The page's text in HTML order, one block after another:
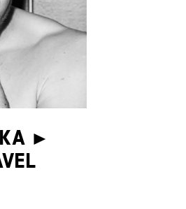
►